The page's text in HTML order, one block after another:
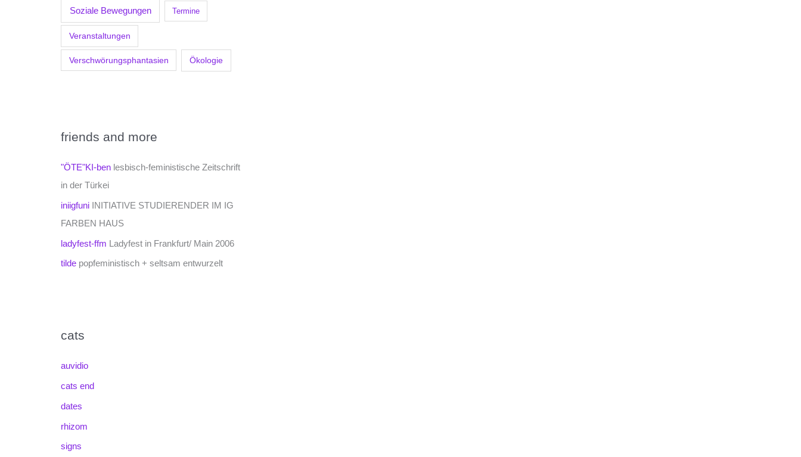
Soziale Bewegungen Termine
Veranstaltungen
Verschwörungsphantasien Ökologie
friends and more
"ÖTE"KI-ben lesbisch-feministische Zeitschrift
in der Türkei
iniigfuni INITIATIVE STUDIERENDER IM IG
FARBEN HAUS
ladyfest-ffm Ladyfest in Frankfurt/ Main 2006
tilde popfeministisch + seltsam entwurzelt
cats
auvidio
cats end
dates
rhizom
signs